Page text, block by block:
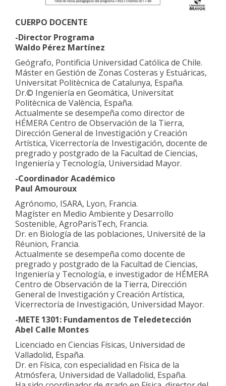
CUERPO DOCENTE
-Director Programa
Waldo Pérez Martínez
Geógrafo, Pontificia Universidad Católica de Chile.
Máster en Gestión de Zonas Costeras y Estuáricas,
Universitat Politècnica de Catalunya, España.
Dr.© Ingeniería en Geomática, Universitat
Politècnica de València, España.
Actualmente se desempeña como director de
HÉMERA Centro de Observación de la Tierra,
Dirección General de Investigación y Creación
Artística, Vicerrectoría de Investigación, docente de
pregrado y postgrado de la Facultad de Ciencias,
Ingeniería y Tecnología, Universidad Mayor.
-Coordinador Académico
Paul Amouroux
Agrónomo, ISARA, Lyon, Francia.
Magíster en Medio Ambiente y Desarrollo
Sostenible, AgroParisTech, Francia.
Dr. en Biología de las poblaciones, Université de la
Réunion, Francia.
Actualmente se desempeña como docente de
pregrado y postgrado de la Facultad de Ciencias,
Ingeniería y Tecnología, e investigador de HÉMERA
Centro de Observación de la Tierra, Dirección
General de Investigación y Creación Artística,
Vicerrectoría de Investigación, Universidad Mayor.
-METE 1301: Fundamentos de Teledetección
Abel Calle Montes
Licenciado en Ciencias Físicas, Universidad de
Valladolid, España.
Dr. en Física, con especialidad en Física de la
Atmósfera, Universidad de Valladolid, España.